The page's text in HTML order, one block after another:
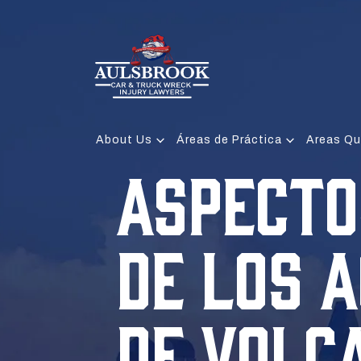
About Us Áreas de Práctica Areas
DE LOS